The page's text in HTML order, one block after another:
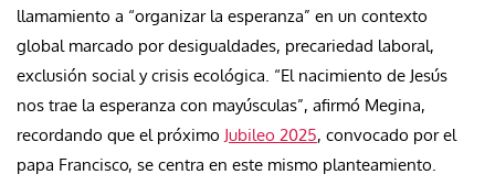
llamamiento a “organizar la esperanza” en un contexto
global marcado por desigualdades, precariedad laboral,
exclusión social y crisis ecológica. “El nacimiento de Jesús
nos trae la esperanza con mayúsculas”, afirmó Megina,
recordando que el próximo Jubileo 2025, convocado por el
papa Francisco, se centra en este mismo planteamiento.